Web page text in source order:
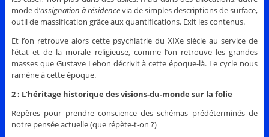
mode d’assignation à résidencevia de simples descriptions de surface,
outil de massification grâce aux quantifications. Exit les contenus.
Et l’on retrouve alors cette psychiatrie du XIXe siècle au service de
l’état et de la morale religieuse, comme l’on retrouve les grandes
masses que Gustave Lebon décrivit à cette époque-là. Le cycle nous
ramène à cette époque.
2 : L’héritage historique des visions-du-monde sur la folie
Repères pour prendre conscience des schémas prédéterminés de
notre pensée actuelle (que répète-t-on ?)